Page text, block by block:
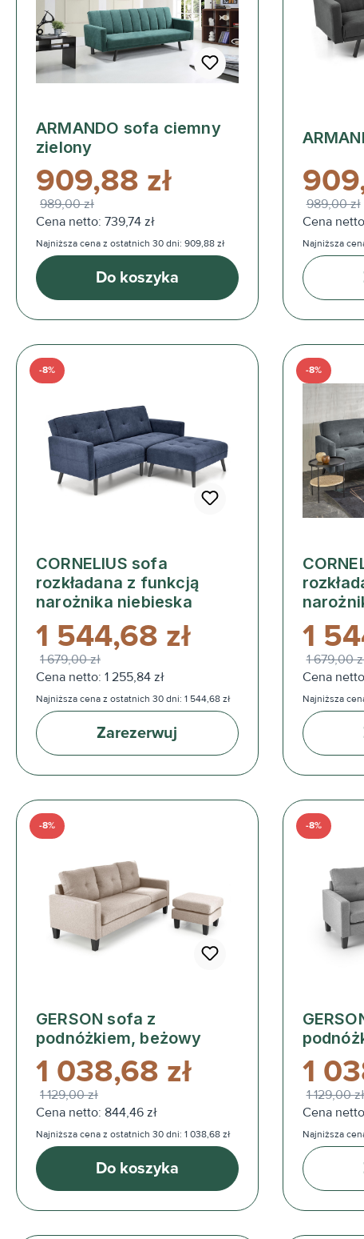
ARMANDO sofa ciemny
zielony
909,88 zł
989,00 zł
Cena netto: 739,74 zł
Najniższa cena z ostatnich 30 dni: 909,88 zł
Do koszyka
989,00 zł
Cena
Najniższa
CORNELIUS sofa
rozkładana z funkcją
narożnika niebieska
-8%
1 544,68 zł
1 679,00 zł
Cena netto: 1 255,84 zł
Najniższa cena z ostatnich 30 dni: 1 544,68 zł
Zarezerwuj
-8%
1
1 679,00
Cena
Najniższa
GERSON sofa z
podnóżkiem, beżowy
-8%
1 038,68 zł
1 129,00 zł
Cena netto: 844,46 zł
Najniższa cena z ostatnich 30 dni: 1 038,68 zł
Do koszyka
-8%
1
1 129,00 zł
Cena
Najniższa